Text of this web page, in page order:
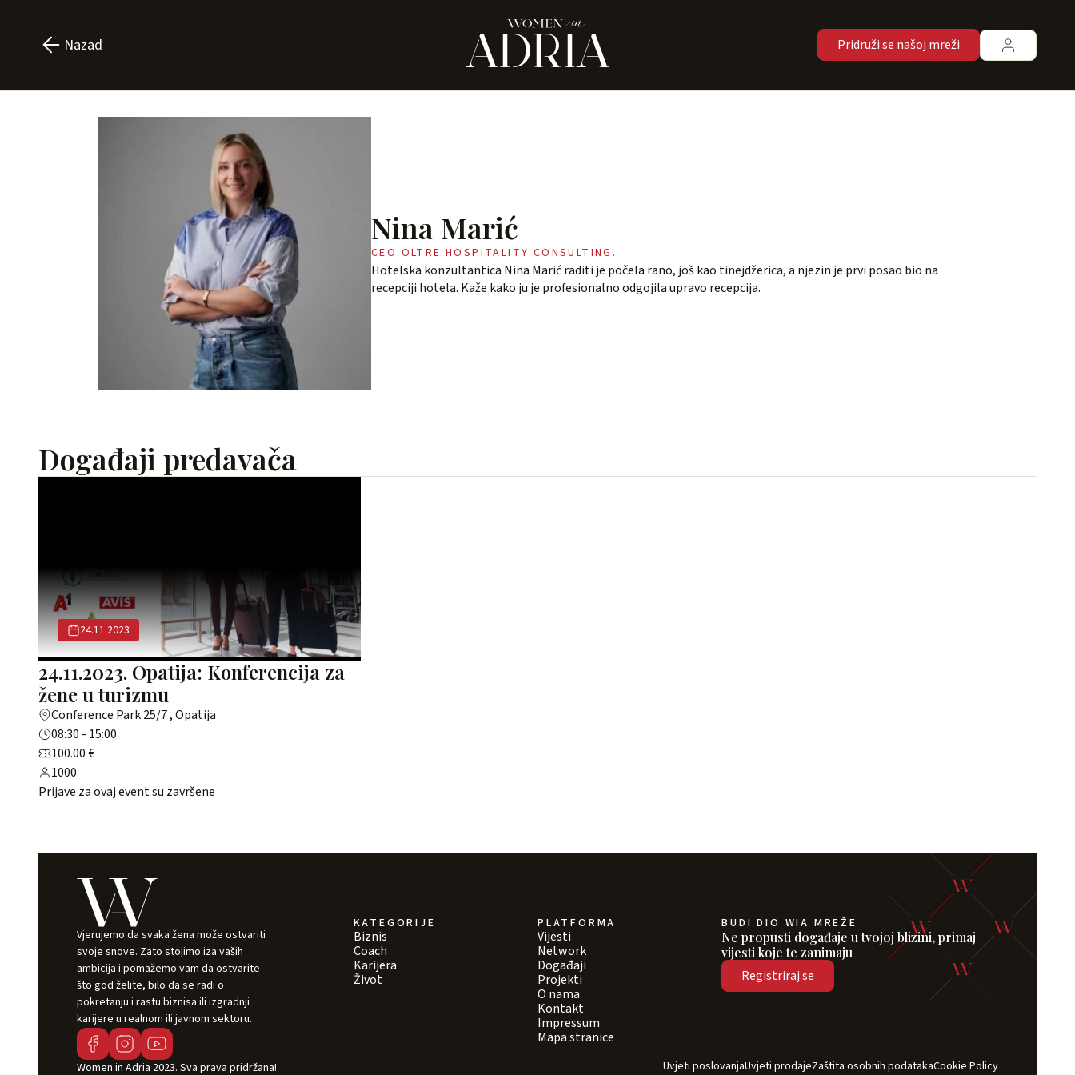
Nazad Pridruži se našoj mreži
Nina Marić
CEO OLTRE HOSPITALITY CONSULTING.
Hotelska konzultantica Nina Marić raditi je počela rano, još kao tinejdžerica, a njezin je prvi posao bio na
recepciji hotela. Kaže kako ju je profesionalno odgojila upravo recepcija.
Događaji predavača
24.11.2023
24.11.2023. Opatija: Konferencija za
žene u turizmu
Conference Park 25/7 , Opatija
08:30 - 15:00
100.00 €
1000
Prijave za ovaj event su završene
Vjerujemo da svaka žena može ostvariti
svoje snove. Zato stojimo iza vaših
ambicija i pomažemo vam da ostvarite
što god želite, bilo da se radi o
pokretanju i rastu biznisa ili izgradnji
karijere u realnom ili javnom sektoru.
KATEGORIJE
Biznis
Coach
Karijera
Život
PLATFORMA
Vijesti
Network
Događaji
Projekti
O nama
Kontakt
Impressum
Mapa stranice
BUDI DIO WIA MREŽE
Ne propusti događaje u tvojoj blizini, primaj
vijesti koje te zanimaju
Registriraj se
Women in Adria 2023. Sva prava pridržana! Uvjeti poslovanjaUvjeti prodajeZaštita osobnih podatakaCookie Policy